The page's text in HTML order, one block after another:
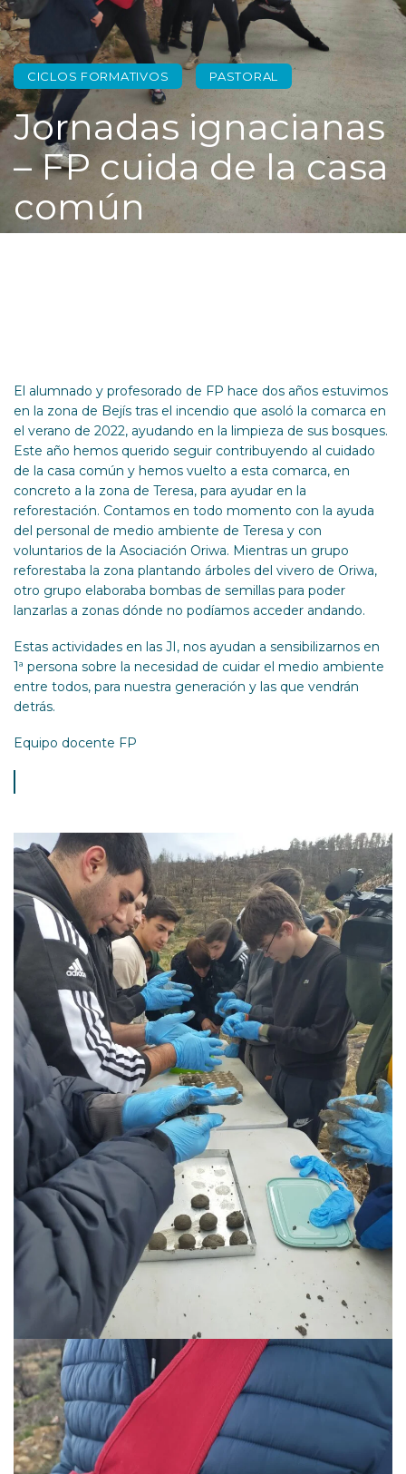
CICLOS FORMATIVOS PASTORAL
Jornadas ignacianas
– FP cuida de la casa
común
El alumnado y profesorado de FP hace dos años estuvimos
en la zona de Bejís tras el incendio que asoló la comarca en
el verano de 2022, ayudando en la limpieza de sus bosques.
Este año hemos querido seguir contribuyendo al cuidado
de la casa común y hemos vuelto a esta comarca, en
concreto a la zona de Teresa, para ayudar en la
reforestación. Contamos en todo momento con la ayuda
del personal de medio ambiente de Teresa y con
voluntarios de la Asociación Oriwa. Mientras un grupo
reforestaba la zona plantando árboles del vivero de Oriwa,
otro grupo elaboraba bombas de semillas para poder
lanzarlas a zonas dónde no podíamos acceder andando.
Estas actividades en las JI, nos ayudan a sensibilizarnos en
1ª persona sobre la necesidad de cuidar el medio ambiente
entre todos, para nuestra generación y las que vendrán
detrás.
Equipo docente FP